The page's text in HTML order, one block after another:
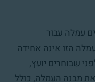
עמלה עבור
הזו אינה אחידה
שבוחרים יועץ,
מבנה העמלה, כולל